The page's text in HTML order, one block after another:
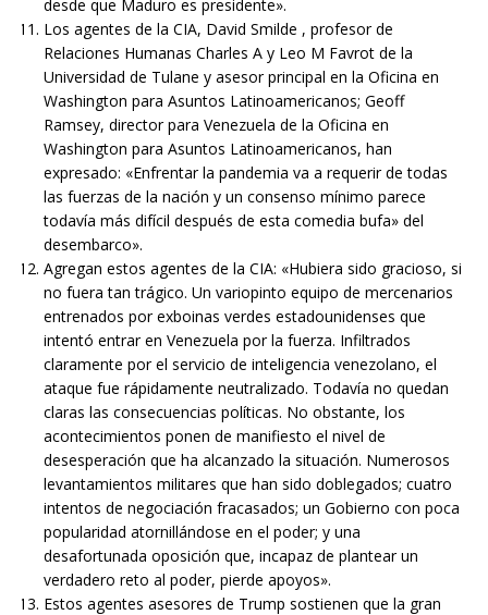
desde que Maduro es presidente».
Los agentes de la CIA, David Smilde , profesor de
Relaciones Humanas Charles A y Leo M Favrot de la
Universidad de Tulane y asesor principal en la Oficina en
Washington para Asuntos Latinoamericanos; Geoff
Ramsey, director para Venezuela de la Oficina en
Washington para Asuntos Latinoamericanos, han
expresado: «Enfrentar la pandemia va a requerir de todas
las fuerzas de la nación y un consenso mínimo parece
todavía más difícil después de esta comedia bufa» del
desembarco».
Agregan estos agentes de la CIA: «Hubiera sido gracioso, si
no fuera tan trágico. Un variopinto equipo de mercenarios
entrenados por exboinas verdes estadounidenses que
intentó entrar en Venezuela por la fuerza. Infiltrados
claramente por el servicio de inteligencia venezolano, el
ataque fue rápidamente neutralizado. Todavía no quedan
claras las consecuencias políticas. No obstante, los
acontecimientos ponen de manifiesto el nivel de
desesperación que ha alcanzado la situación. Numerosos
levantamientos militares que han sido doblegados; cuatro
intentos de negociación fracasados; un Gobierno con poca
popularidad atornillándose en el poder; y una
desafortunada oposición que, incapaz de plantear un
verdadero reto al poder, pierde apoyos».
Estos agentes asesores de Trump sostienen que la gran